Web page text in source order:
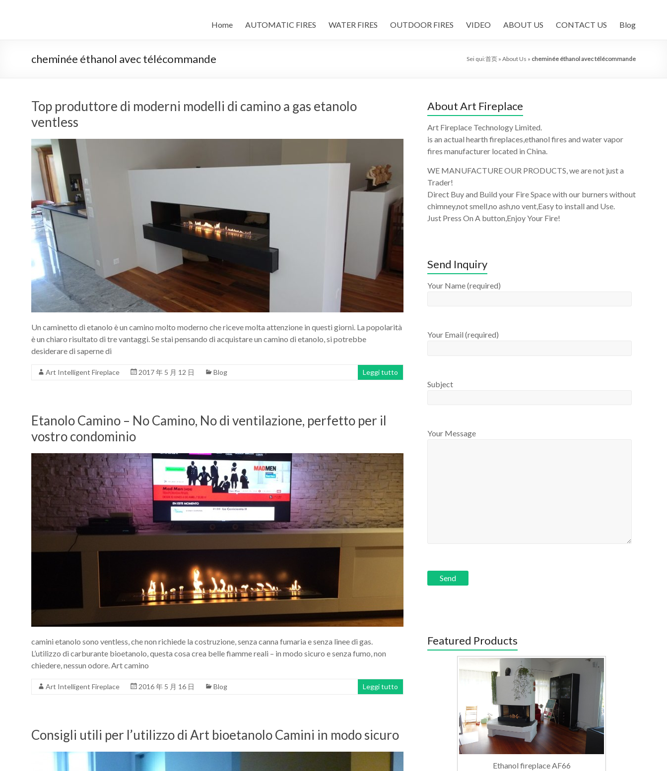
automatico
bioetanolo
leader
–
art
camino
in
cina
Art
moderna
casa
bioetanolo
camini
per
progettazione
Home AUTOMATIC FIRES WATER FIRES OUTDOOR FIRES VIDEO ABOUT US CONTACT US Blog
cheminée éthanol avec télécommande Sei qui:首页 » About Us » cheminée éthanol avec télécommande
Top produttore di moderni modelli di camino a gas etanolo
ventless
Un caminetto di etanolo è un camino molto moderno che riceve molta attenzione in questi giorni. La popolarità
è un chiaro risultato di tre vantaggi. Se stai pensando di acquistare un camino di etanolo, si potrebbe
desiderare di saperne di
Art Intelligent Fireplace 2017 年 5 月 12 日 Blog Leggi tutto
Etanolo Camino – No Camino, No di ventilazione, perfetto per il
vostro condominio
camini etanolo sono ventless, che non richiede la costruzione, senza canna fumaria e senza linee di gas.
L’utilizzo di carburante bioetanolo, questa cosa crea belle fiamme reali – in modo sicuro e senza fumo, non
chiedere, nessun odore. Art camino
Art Intelligent Fireplace 2016 年 5 月 16 日 Blog Leggi tutto
Consigli utili per l’utilizzo di Art bioetanolo Camini in modo sicuro
About Art Fireplace
Art Fireplace Technology Limited.
is an actual hearth fireplaces,ethanol fires and water vapor
fires manufacturer located in China.
WE MANUFACTURE OUR PRODUCTS, we are not just a
Trader!
Direct Buy and Build your Fire Space with our burners without
chimney,not smell,no ash,no vent,Easy to install and Use.
Just Press On A button,Enjoy Your Fire!
Send Inquiry
Your Name (required)
Your Email (required)
Subject
Your Message
Featured Products
Ethanol fireplace AF66